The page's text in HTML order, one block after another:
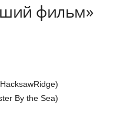
фильм»
By the Sea)